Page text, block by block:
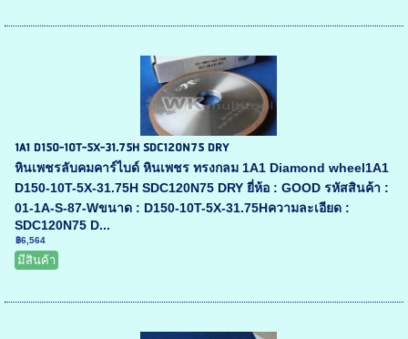
1A1 D150-10T-5X-31.75H SDC120N75 DRY
หินเพชรลับคมคาร์ไบด์ หินเพชร ทรงกลม 1A1 Diamond wheel1A1
D150-10T-5X-31.75H SDC120N75 DRY ยี่ห้อ : GOOD รหัสสินค้า :
01-1A-S-87-Wขนาด : D150-10T-5X-31.75Hความละเอียด :
SDC120N75 D...
฿6,564
มีสินค้า